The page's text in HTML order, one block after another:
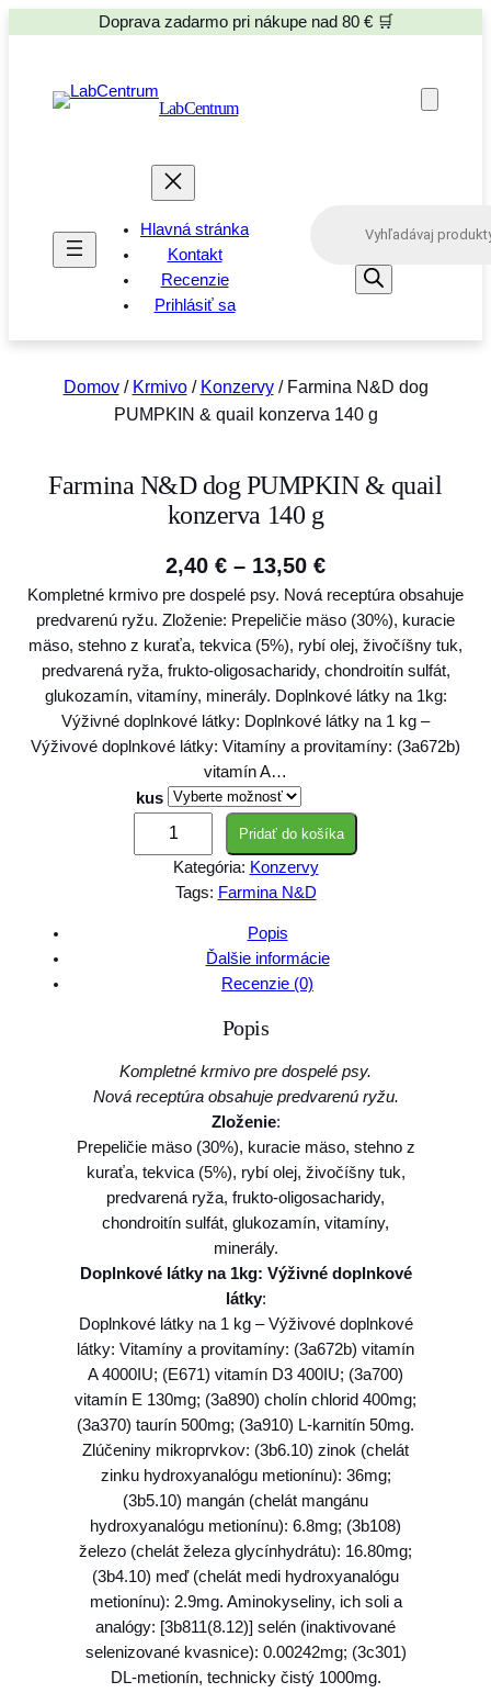
Doprava zadarmo pri nákupe nad 80 € 🛒
LabCentrum
Hlavná stránka
Kontakt
Recenzie
Prihlásiť sa
s
e
r
Domov/ Krmivo/ Konzervy/ Farmina N&D dog
PUMPKIN & quail konzerva 140 g
Farmina N&D dog PUMPKIN & quail
konzerva 140 g
2,40 € – 13,50 €P
r
i
c
e
r
n
g
2
h
r
o
g
h
1
3
,
5
0
€
Kompletné krmivo pre dospelé psy. Nová receptúra obsahuje
predvarenú ryžu. Zloženie: Prepeličie mäso (30%), kuracie
mäso, stehno z kuraťa, tekvica (5%), rybí olej, živočíšny tuk,
predvarená ryža, frukto-oligosacharidy, chondroitín sulfát,
glukozamín, vitamíny, minerály. Doplnkové látky na 1kg:
Výživné doplnkové látky: Doplnkové látky na 1 kg –
Výživové doplnkové látky: Vitamíny a provitamíny: (3a672b)
vitamín A…
kus
r
m
n
a
N
&
d
g
P
U
M
P
K
I
N
&
q
u
a
i
l
k
Pridať do košíka
Kategória: Konzervy
Tags: Farmina N&D
Popis
Ďalšie informácie
Recenzie (0)
Popis
Kompletné krmivo pre dospelé psy.
Nová receptúra obsahuje predvarenú ryžu.
Zloženie:
Prepeličie mäso (30%), kuracie mäso, stehno z
kuraťa, tekvica (5%), rybí olej, živočíšny tuk,
predvarená ryža, frukto-oligosacharidy,
chondroitín sulfát, glukozamín, vitamíny,
minerály.
Doplnkové látky na 1kg: Výživné doplnkové
látky:
Doplnkové látky na 1 kg – Výživové doplnkové
látky: Vitamíny a provitamíny: (3a672b) vitamín
A 4000IU; (E671) vitamín D3 400IU; (3a700)
vitamín E 130mg; (3a890) cholín chlorid 400mg;
(3a370) taurín 500mg; (3a910) L-karnitín 50mg.
Zlúčeniny mikroprvkov: (3b6.10) zinok (chelát
zinku hydroxyanalógu metionínu): 36mg;
(3b5.10) mangán (chelát mangánu
hydroxyanalógu metionínu): 6.8mg; (3b108)
železo (chelát železa glycínhydrátu): 16.80mg;
(3b4.10) meď (chelát medi hydroxyanalógu
metionínu): 2.9mg. Aminokyseliny, ich soli a
analógy: [3b811(8.12)] selén (inaktivované
selenizované kvasnice): 0.00242mg; (3c301)
DL-metionín, technicky čistý 1000mg.